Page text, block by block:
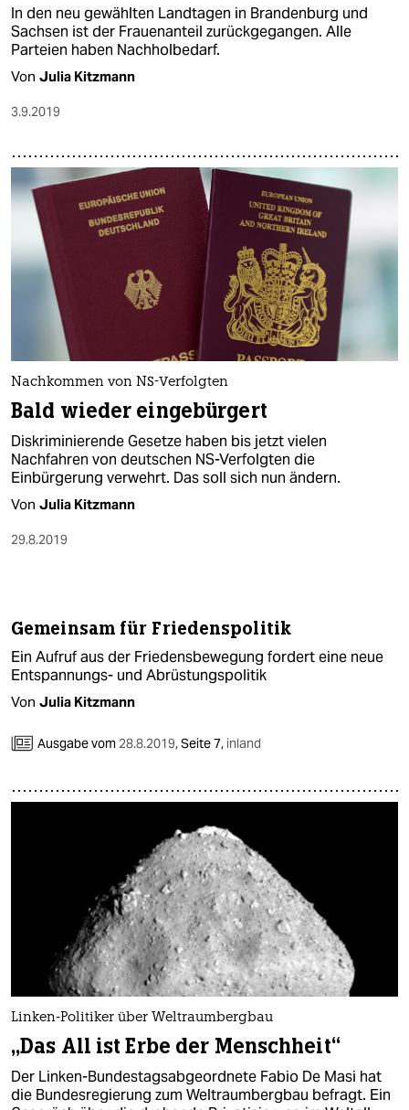
In den neu gewählten Landtagen in Brandenburg und
Sachsen ist der Frauenanteil zurückgegangen. Alle
Parteien haben Nachholbedarf.
Von Julia Kitzmann
3.9.2019
Nachkommen von NS-Verfolgten
Bald wieder eingebürgert
Diskriminierende Gesetze haben bis jetzt vielen
Nachfahren von deutschen NS-Verfolgten die
Einbürgerung verwehrt. Das soll sich nun ändern.
Von Julia Kitzmann
29.8.2019
Gemeinsam für Friedenspolitik
Ein Aufruf aus der Friedensbewegung fordert eine neue
Entspannungs- und Abrüstungspolitik
Von Julia Kitzmann
Ausgabe vom 28.8.2019,Seite 7, inland
Linken-Politiker über Weltraumbergbau
„Das All ist Erbe der Menschheit“
Der Linken-Bundestagsabgeordnete Fabio De Masi hat
die Bundesregierung zum Weltraumbergbau befragt. Ein